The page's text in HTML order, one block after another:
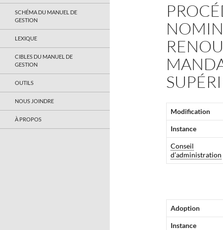
Modification
Instance
Conseil
d’administration
Adoption
Instance
SCHÉMA DU MANUEL DE
GESTION
LEXIQUE
CIBLES DU MANUEL DE
GESTION
OUTILS
NOUS JOINDRE
À PROPOS